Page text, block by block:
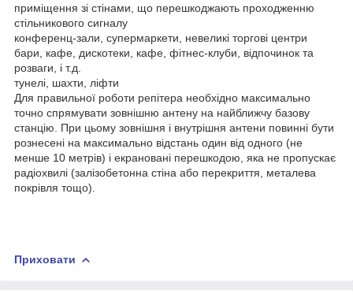
приміщення зі стінами, що перешкоджають проходженню
стільникового сигналу
конференц-зали, супермаркети, невеликі торгові центри
бари, кафе, дискотеки, кафе, фітнес-клуби, відпочинок та
розваги, і т.д.
тунелі, шахти, ліфти
Для правильної роботи репітера необхідно максимально
точно спрямувати зовнішню антену на найближчу базову
станцію. При цьому зовнішня і внутрішня антени повинні бути
рознесені на максимально відстань один від одного (не
менше 10 метрів) і екрановані перешкодою, яка не пропускає
радіохвилі (залізобетонна стіна або перекриття, металева
покрівля тощо).
Приховати